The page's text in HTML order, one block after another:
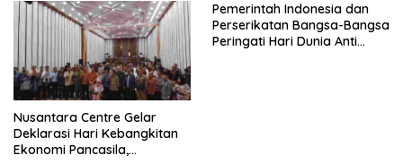
Nusantara Centre Gelar
Deklarasi Hari Kebangkitan
Ekonomi Pancasila,
Pemerintah Indonesia dan
Perserikatan Bangsa-Bangsa
Peringati Hari Dunia Anti